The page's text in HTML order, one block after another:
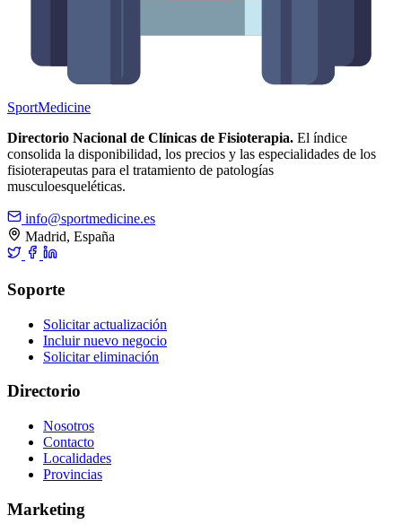
SportMedicine
Directorio Nacional de Clínicas de Fisioterapia. El índice
consolida la disponibilidad, los precios y las especialidades de los
fisioterapeutas para el tratamiento de patologías
musculoesqueléticas.
info@sportmedicine.es
Madrid, España
Soporte
Solicitar actualización
Incluir nuevo negocio
Solicitar eliminación
Directorio
Nosotros
Contacto
Localidades
Provincias
Marketing